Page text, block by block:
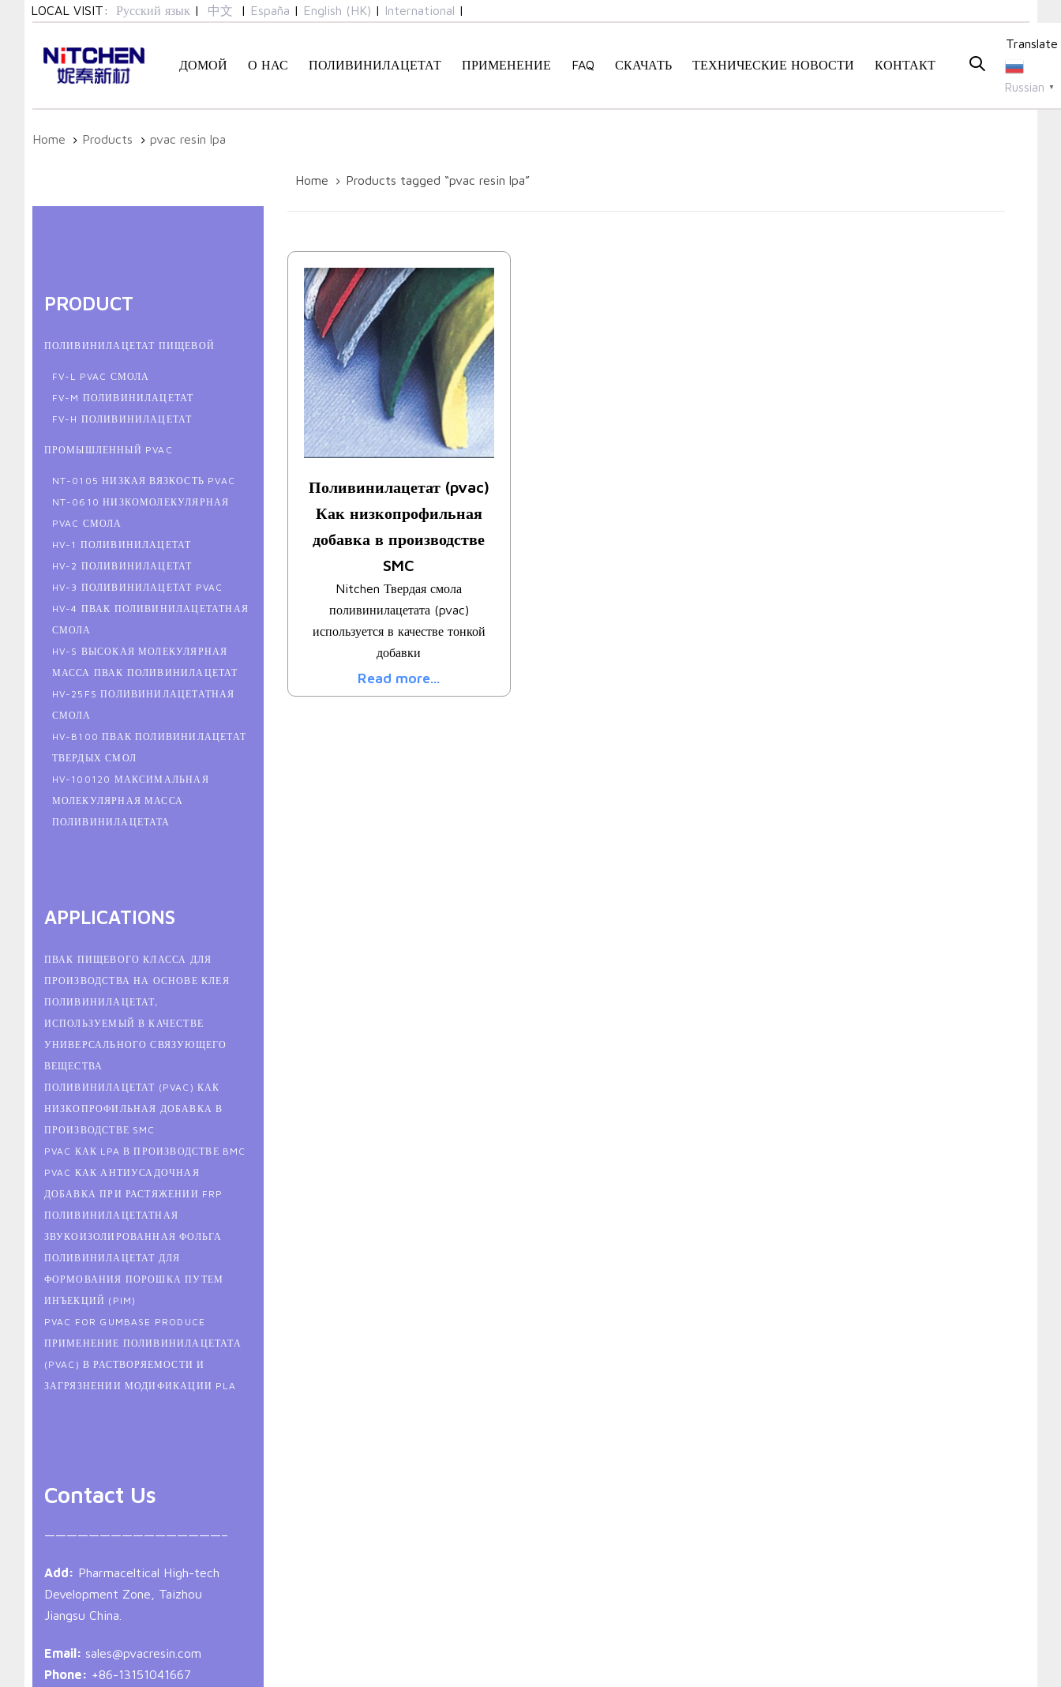
navigation
content
LOCAL VISIT: Русский язык | 中文 | España | English (HK) | International |
ДОМОЙ О НАС ПОЛИВИНИЛАЦЕТАТ ПРИМЕНЕНИЕ FAQ СКАЧАТЬ ТЕХНИЧЕСКИЕ НОВОСТИ КОНТАКТ
Translate
Russian ▼
Home Products pvac resin lpa
PRODUCT
ПОЛИВИНИЛАЦЕТАТ ПИЩЕВОЙ
FV-L PVAC СМОЛА
FV-M ПОЛИВИНИЛАЦЕТАТ
FV-H ПОЛИВИНИЛАЦЕТАТ
ПРОМЫШЛЕННЫЙ PVAC
NT-0105 НИЗКАЯ ВЯЗКОСТЬ PVAC
NT-0610 НИЗКОМОЛЕКУЛЯРНАЯ
PVAC СМОЛА
HV-1 ПОЛИВИНИЛАЦЕТАТ
HV-2 ПОЛИВИНИЛАЦЕТАТ
HV-3 ПОЛИВИНИЛАЦЕТАТ PVAC
HV-4 ПВАК ПОЛИВИНИЛАЦЕТАТНАЯ
СМОЛА
HV-S ВЫСОКАЯ МОЛЕКУЛЯРНАЯ
МАССА ПВАК ПОЛИВИНИЛАЦЕТАТ
HV-25FS ПОЛИВИНИЛАЦЕТАТНАЯ
СМОЛА
HV-B100 ПВАК ПОЛИВИНИЛАЦЕТАТ
ТВЕРДЫХ СМОЛ
HV-100120 МАКСИМАЛЬНАЯ
МОЛЕКУЛЯРНАЯ МАССА
ПОЛИВИНИЛАЦЕТАТА
APPLICATIONS
ПВАК ПИЩЕВОГО КЛАССА ДЛЯ
ПРОИЗВОДСТВА НА ОСНОВЕ КЛЕЯ
ПОЛИВИНИЛАЦЕТАТ,
ИСПОЛЬЗУЕМЫЙ В КАЧЕСТВЕ
УНИВЕРСАЛЬНОГО СВЯЗУЮЩЕГО
ВЕЩЕСТВА
ПОЛИВИНИЛАЦЕТАТ (PVAC) КАК
НИЗКОПРОФИЛЬНАЯ ДОБАВКА В
ПРОИЗВОДСТВЕ SMC
PVAC КАК LPA В ПРОИЗВОДСТВЕ BMC
PVAC КАК АНТИУСАДОЧНАЯ
ДОБАВКА ПРИ РАСТЯЖЕНИИ FRP
ПОЛИВИНИЛАЦЕТАТНАЯ
ЗВУКОИЗОЛИРОВАННАЯ ФОЛЬГА
ПОЛИВИНИЛАЦЕТАТ ДЛЯ
ФОРМОВАНИЯ ПОРОШКА ПУТЕМ
ИНЪЕКЦИЙ (PIM)
PVAC FOR GUMBASE PRODUCE
ПРИМЕНЕНИЕ ПОЛИВИНИЛАЦЕТАТА
(PVAC) В РАСТВОРЯЕМОСТИ И
ЗАГРЯЗНЕНИИ МОДИФИКАЦИИ PLA
Contact Us
————————————————–
Add: Pharmaceltical High-tech
Development Zone, Taizhou
Jiangsu China.
Email: sales@pvacresin.com
Phone: +86-13151041667
Home Products tagged “pvac resin lpa”
Поливинилацетат (pvac)
Как низкопрофильная
добавка в производстве
SMC
Nitchen Твердая смола
поливинилацетата (pvac)
используется в качестве тонкой
добавки
Read more...